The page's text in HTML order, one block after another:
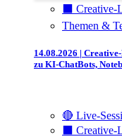
⬛️
Themen &
14.08.2026 |
zu KI-ChatBots,
🔴 Live-
⬛️ Creative-